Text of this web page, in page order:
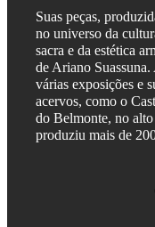
Suas peças,
no universo da
sacra e da estética
de Ariano
várias exposições e
acervos, como o
do Belmonte, no
produziu mais de